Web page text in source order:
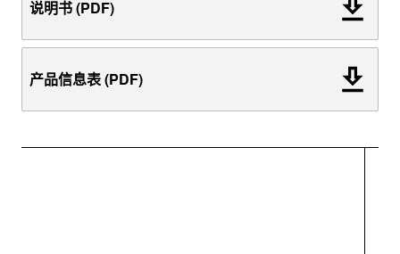
说明书 (PDF)
产品信息表 (PDF)